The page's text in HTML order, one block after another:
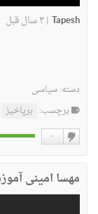
Tapesh
|۳ سال قبل
دسته:سیاسی
برچسب: برپاخیز
۰
مهسا امینی